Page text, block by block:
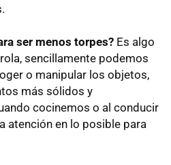
ser menos torpes? Es algo
sencillamente podemos
o manipular los objetos,
más sólidos y
cocinemos o al conducir
atención en lo posible para